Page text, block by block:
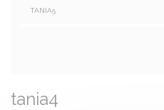
TANIA5
tania4